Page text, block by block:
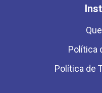
Política
Política de